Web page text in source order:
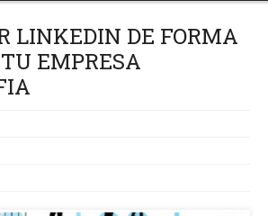
LINKEDIN DE FORMA
EMPRESA